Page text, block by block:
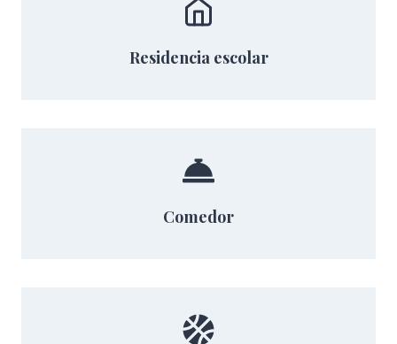
Residencia escolar
Comedor